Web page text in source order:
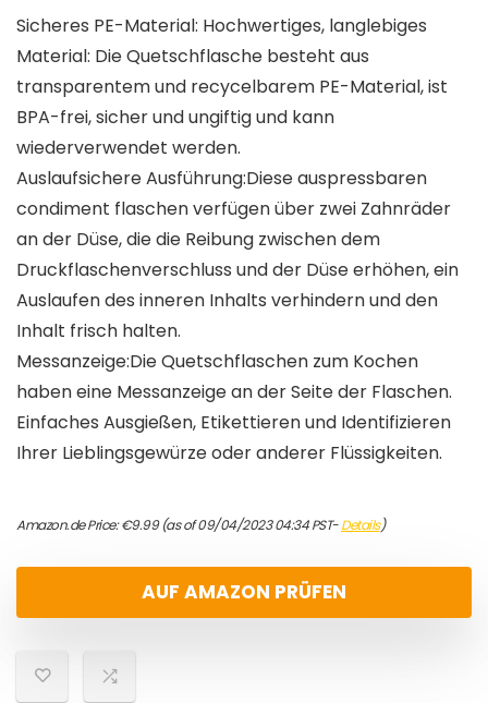
Sicheres PE-Material: Hochwertiges, langlebiges
Material: Die Quetschflasche besteht aus
transparentem und recycelbarem PE-Material, ist
BPA-frei, sicher und ungiftig und kann
wiederverwendet werden.
Auslaufsichere Ausführung:Diese auspressbaren
condiment flaschen verfügen über zwei Zahnräder
an der Düse, die die Reibung zwischen dem
Druckflaschenverschluss und der Düse erhöhen, ein
Auslaufen des inneren Inhalts verhindern und den
Inhalt frisch halten.
Messanzeige:Die Quetschflaschen zum Kochen
haben eine Messanzeige an der Seite der Flaschen.
Einfaches Ausgießen, Etikettieren und Identifizieren
Ihrer Lieblingsgewürze oder anderer Flüssigkeiten.
Amazon.de Price:€9.99(as of 09/04/2023 04:34 PST-Details)
AUF AMAZON PRÜFEN